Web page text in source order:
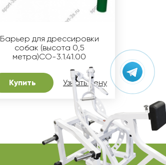
Барьер для дрессировки
собак (высота 0,5
метра)СО-3.1.41.00
Купить Узнать цену